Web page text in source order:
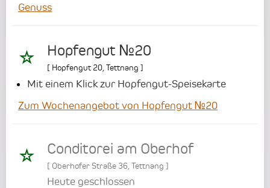
Genuss
Hopfengut №20
[ Hopfengut 20 Tettnang ]
Mit einem Klick zur Hopfengut-Speisekarte
Zum Wochenangebot von Hopfengut №20
Conditorei am Oberhof
[ Oberhofer Straße 36 Tettnang ]
Heute geschlossen